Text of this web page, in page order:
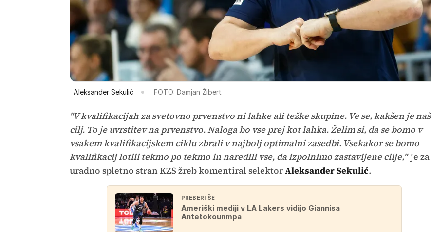
Aleksander Sekulić FOTO: Damjan Žibert
"V kvalifikacijah za svetovno prvenstvo ni lahke ali težke skupine. Ve se, kakšen je naš
cilj. To je uvrstitev na prvenstvo. Naloga bo vse prej kot lahka. Želim si, da se bomo v
vsakem kvalifikacijskem ciklu zbrali v najbolj optimalni zasedbi. Vsekakor se bomo
kvalifikacij lotili tekmo po tekmo in naredili vse, da izpolnimo zastavljene cilje,"je za
uradno spletno stran KZS žreb komentiral selektorAleksander Sekulić.
PREBERI ŠE
Ameriški mediji v LA Lakers vidijo Giannisa
Antetokounmpa